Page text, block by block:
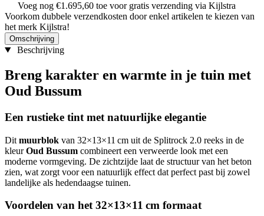
Voeg nog €1 .695,60 toe voor gratis verzending via Kijlstra
Voorkom dubbele verzendkosten door enkel artikelen te kiezen van
het merk Kijlstra!
Omschrijving
Beschrijving
Breng karakter en warmte in je tuin met
Oud Bussum
Een rustieke tint met natuurlijke elegantie
Dit muurblok van 32×13×11 cm uit de Splitrock 2.0 reeks in de
kleurOud Bussum combineert een verweerde look met een
moderne vormgeving. De zichtzijde laat de structuur van het beton
zien, wat zorgt voor een natuurlijk effect dat perfect past bij zowel
landelijke als hedendaagse tuinen.
Voordelen van het 32×13×11 cm formaat